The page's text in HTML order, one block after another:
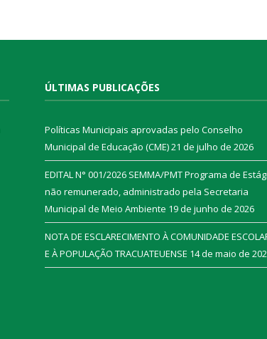
ÚLTIMAS PUBLICAÇÕES
Políticas Municipais aprovadas pelo Conselho
Municipal de Educação (CME)21 de julho de 2026
EDITAL N° 001/2026 SEMMA/PMT Programa de
não remunerado, administrado pela Secretaria
Municipal de Meio Ambiente 19 de junho de 2026
NOTA DE ESCLARECIMENTO À COMUNIDADE
E À POPULAÇÃO TRACUATEUENSE 14 de maio de